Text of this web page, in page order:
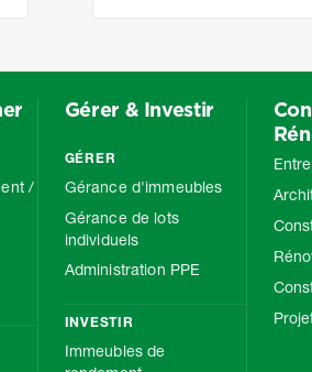
/
Gérer & Investir
GÉRER
Gérance d'immeubles
Gérance de lots
individuels
Administration PPE
INVESTIR
Immeubles de